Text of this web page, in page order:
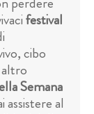
festival
cibo
Semana
assistere al